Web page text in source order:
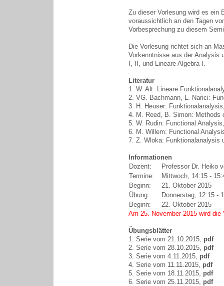
Zu dieser Vorlesung wird es ein
voraussichtlich an den Tagen
Vorbesprechung zu diesem
Die Vorlesung richtet sich an
Vorkenntnisse aus der Analysis
I, II, und Lineare Algebra I.
Literatur
1. W. Alt: Lineare
2. VG. Bachmann, L. Narici:
3. H. Heuser:
4. M. Reed, B. Simon: Methods
5. W. Rudin: Functional
6. M. Willem: Functional
7. Z. Wloka: Funktionalanalysis
Informationen
Dozent:
Professor Dr. Heiko
Termine:
Mittwoch, 14:15 -
Beginn:
21. Oktober 2015
Übung:
Donnerstag, 12:15 -
Beginn:
22. Oktober 2015
Am 25. November 2015 wird
Übungsblätter
1. Serie vom 21.10.2015, pdf
2. Serie vom 28.10.2015, pdf
3. Serie vom 4.11.2015, pdf
4. Serie vom 11.11.2015, pdf
5. Serie vom 18.11.2015, pdf
6. Serie vom 25.11.2015, pdf